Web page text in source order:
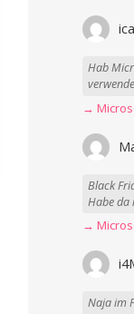
Hab
Black
Habe da
Naja im